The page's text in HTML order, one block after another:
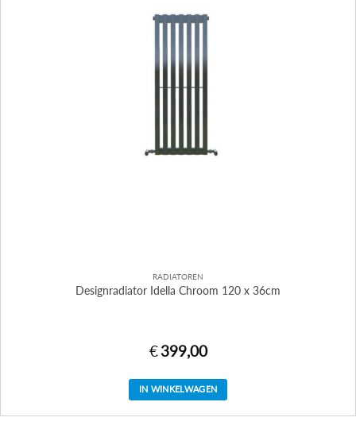
RADIATOREN
Designradiator Idella Chroom 120 x 36cm
€ 399,00
IN WINKELWAGEN